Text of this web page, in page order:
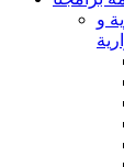
و